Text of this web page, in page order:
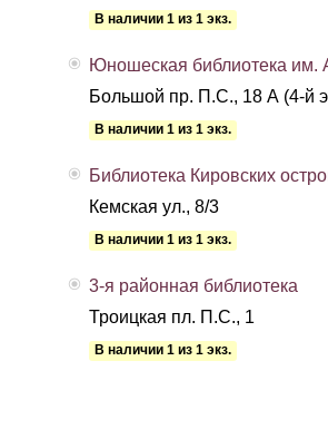
В наличии 1 из 1 экз.
Юношеская библиотека им.
Большой пр. П.С., 18 А (4-й
В наличии 1 из 1 экз.
Библиотека Кировских
Кемская ул., 8/3
В наличии 1 из 1 экз.
3-я районная библиотека
Троицкая пл. П.С., 1
В наличии 1 из 1 экз.